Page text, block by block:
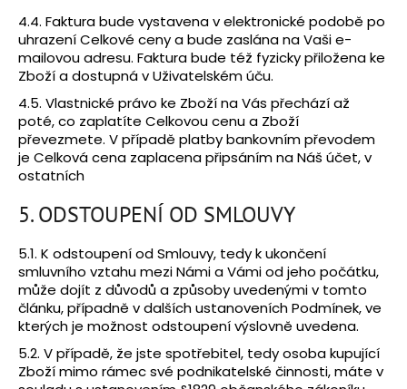
4.4. Faktura bude vystavena v elektronické podobě po
uhrazení Celkové ceny a bude zaslána na Vaši e-
mailovou adresu. Faktura bude též fyzicky přiložena ke
Zboží a dostupná v Uživatelském úču.
4.5. Vlastnické právo ke Zboží na Vás přechází až
poté, co zaplatíte Celkovou cenu a Zboží
převezmete. V případě platby bankovním převodem
je Celková cena zaplacena připsáním na Náš účet, v
ostatních
5. ODSTOUPENÍ OD SMLOUVY
5.1. K odstoupení od Smlouvy, tedy k ukončení
smluvního vztahu mezi Námi a Vámi od jeho počátku,
může dojít z důvodů a způsoby uvedenými v tomto
článku, případně v dalších ustanoveních Podmínek, ve
kterých je možnost odstoupení výslovně uvedena.
5.2. V případě, že jste spotřebitel, tedy osoba kupující
Zboží mimo rámec své podnikatelské činnosti, máte v